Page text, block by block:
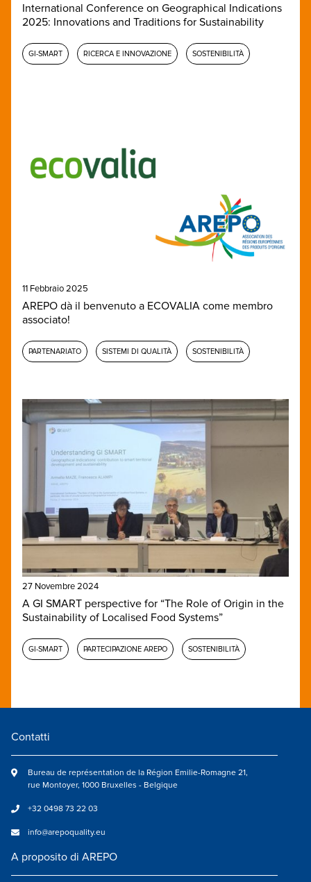
International Conference on Geographical Indications
2025: Innovations and Traditions for Sustainability
GI-SMART RICERCA E INNOVAZIONE SOSTENIBILITÀ
11 Febbraio 2025
AREPO dà il benvenuto a ECOVALIA come membro
associato!
PARTENARIATO SISTEMI DI QUALITÀ SOSTENIBILITÀ
27 Novembre 2024
A GI SMART perspective for “The Role of Origin in the
Sustainability of Localised Food Systems”
GI-SMART PARTECIPAZIONE AREPO SOSTENIBILITÀ
Contatti
Bureau de représentation de la Région Emilie-Romagne 21,
rue Montoyer, 1000 Bruxelles - Belgique
+32 0498 73 22 03
info@arepoquality.eu
A proposito di AREPO